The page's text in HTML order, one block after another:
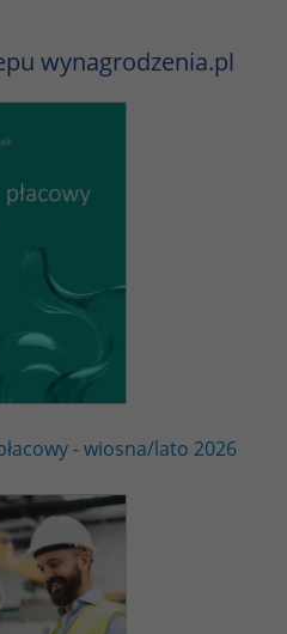
wynagrodzenia.pl
- wiosna/lato 2026